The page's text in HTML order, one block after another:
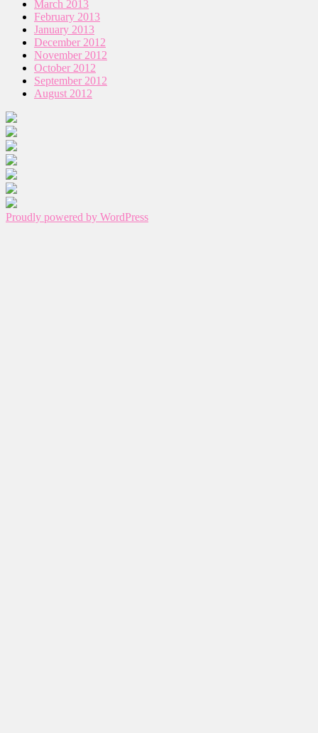
March 2013
February 2013
January 2013
December 2012
November 2012
October 2012
September 2012
August 2012
Proudly powered by WordPress